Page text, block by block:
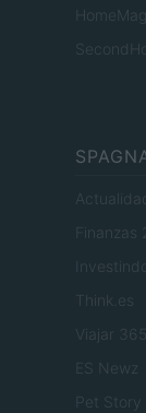
Finanzas
Think.es
Viajar 365
ES Newz
Pet Story